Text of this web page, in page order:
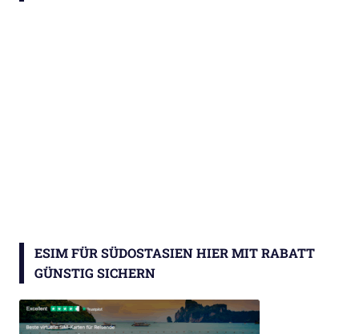
ESIM FÜR SÜDOSTASIEN HIER MIT RABATT
GÜNSTIG SICHERN